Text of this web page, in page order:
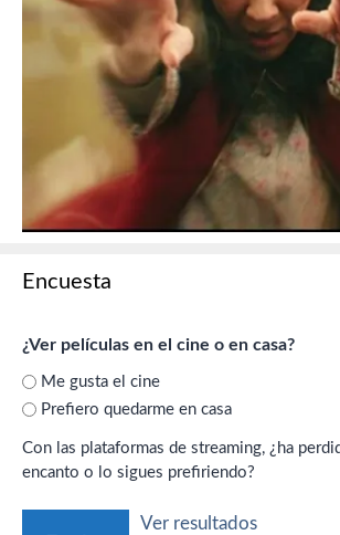
Encuesta
¿Ver películas en el cine o en casa?
Me gusta el cine
Prefiero quedarme en casa
Con las plataformas de streaming, ¿ha perdido el cine su
encanto o lo sigues prefiriendo?
Ver resultados